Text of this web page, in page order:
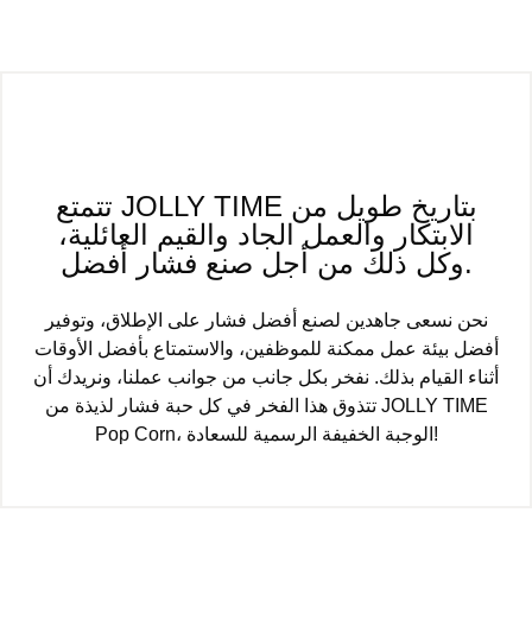
تتمتع JOLLY TIME بتاريخ طويل من
الابتكار والعمل الجاد والقيم العائلية،
وكل ذلك من أجل صنع فشار أفضل.
نحن نسعى جاهدين لصنع أفضل فشار على الإطلاق، وتوفير
أفضل بيئة عمل ممكنة للموظفين، والاستمتاع بأفضل الأوقات
أثناء القيام بذلك. نفخر بكل جانب من جوانب عملنا، ونريدك أن
تتذوق هذا الفخر في كل حبة فشار لذيذة من JOLLY TIME
Pop Corn، الوجبة الخفيفة الرسمية للسعادة!